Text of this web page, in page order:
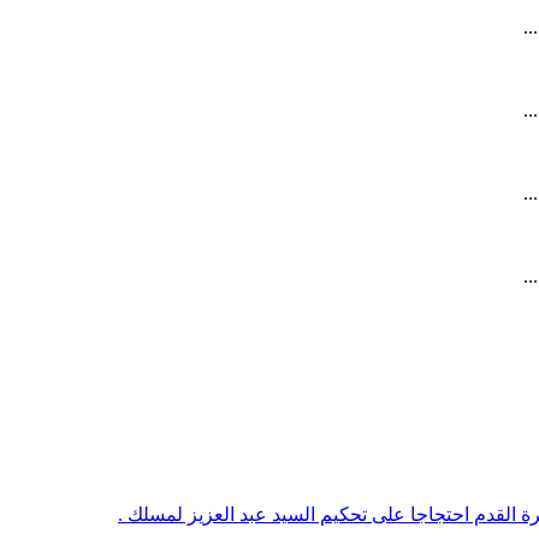
القدم احتجاجا على تحكيم السيد عبد العزيز لمسلك .